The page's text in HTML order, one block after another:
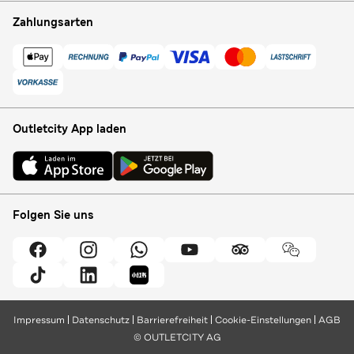
Zahlungsarten
Outletcity App laden
Folgen Sie uns
Impressum Datenschutz Barrierefreiheit Cookie-Einstellungen AGB
© OUTLETCITY AG